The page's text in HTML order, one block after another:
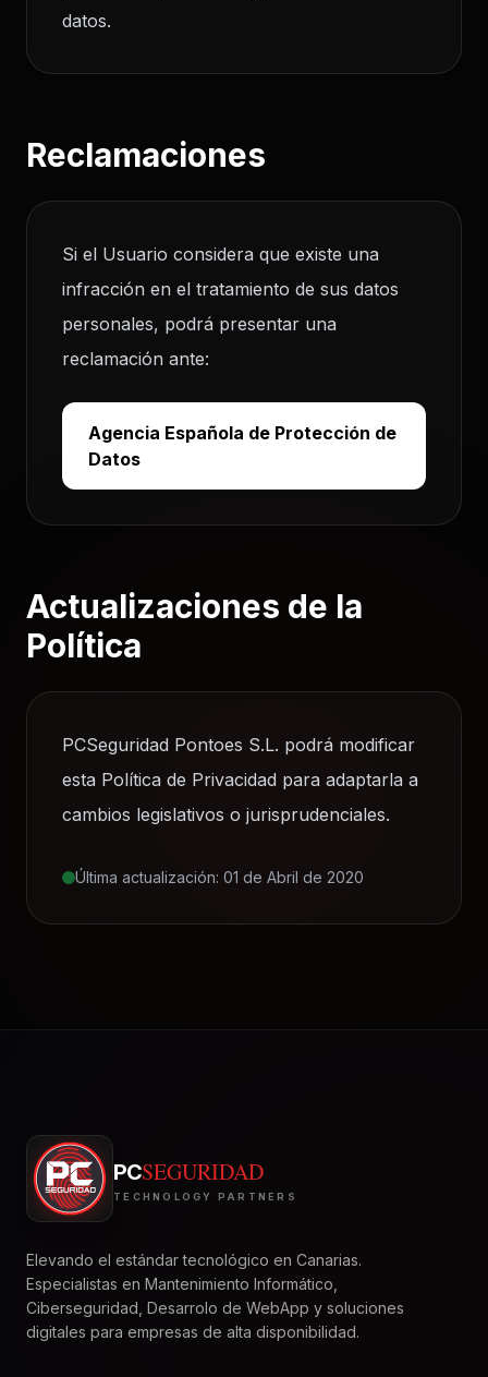
datos.
Reclamaciones
Si el Usuario considera que existe una
infracción en el tratamiento de sus datos
personales, podrá presentar una
reclamación ante:
Agencia Española de Protección de
Datos
Actualizaciones de la
Política
PCSeguridad Pontoes S.L. podrá modificar
esta Política de Privacidad para adaptarla a
cambios legislativos o jurisprudenciales.
Última actualización: 01 de Abril de 2020
PCSEGURIDAD
TECHNOLOGY PARTNERS
Elevando el estándar tecnológico en Canarias.
Especialistas en Mantenimiento Informático,
Ciberseguridad, Desarrolo de WebApp y soluciones
digitales para empresas de alta disponibilidad.